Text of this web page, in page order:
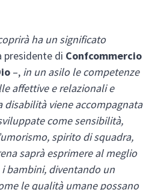
ha un significato
presidente di Confcommercio
–, in un asilo le competenze
affettive e relazionali e
disabilità viene accompagnata
come sensibilità,
spirito di squadra,
saprà esprimere al meglio
bambini, diventando un
le qualità umane possano